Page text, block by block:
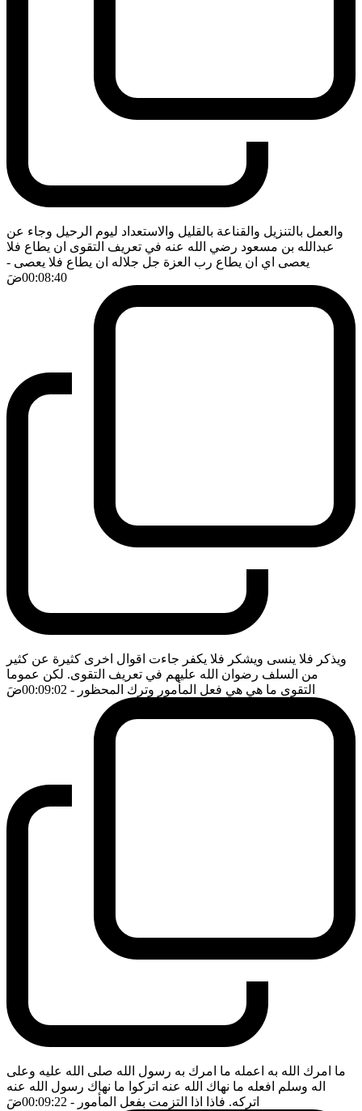
والعمل بالتنزيل والقناعة بالقليل والاستعداد ليوم الرحيل وجاء عن
عبدالله بن مسعود رضي الله عنه في تعريف التقوى ان يطاع فلا
يعصى اي ان يطاع رب العزة جل جلاله ان يطاع فلا يعصى -
00:08:40ضَ
ويذكر فلا ينسى ويشكر فلا يكفر جاءت اقوال اخرى كثيرة عن كثير
من السلف رضوان الله عليهم في تعريف التقوى. لكن عموما
التقوى ما هي هي فعل المأمور وترك المحظور - 00:09:02 ضَ
ما امرك الله به اعمله ما امرك به رسول الله صلى الله عليه وعلى
اله وسلم افعله ما نهاك الله عنه اتركوا ما نهاك رسول الله عنه
اتركه. فاذا اذا التزمت بفعل المأمور - 00:09:22 ضَ